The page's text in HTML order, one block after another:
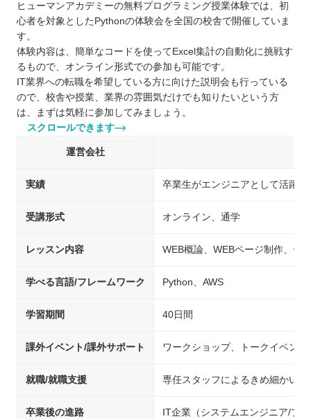
ヒューマンアカデミーの無料プログラミング授業体験では、初
心者を対象としたPythonの体験会を全国の校舎で開催していま
す。
体験内容は、簡単なコードを使ってExcel集計の自動化に挑戦す
るもので、オンライン形式での参加も可能です。
IT業界への転職を希望している方に向けた説明会も行っている
ので、校舎や授業、業界の雰囲気だけでも知りたいという方
は、まずは気軽に参加してみましょう。
スクロールできます
運営会社
実績 卒業生がエンジニアとして活躍
受講形式 オンライン、通学
レッスン内容 WEB概論、WEBページ制作、デ
学べる言語/フレームワーク Python、AWS
学習期間 40日間
課外イベント/課外サポート ワークショップ、トークイベント
就職/就職支援 専任スタッフによるきめ細かいサ
卒業後の進路 IT企業（システムエンジニア/プ